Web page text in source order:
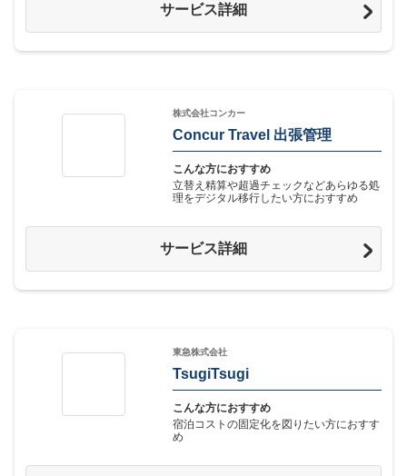
サービス詳細
株式会社コンカー
Concur Travel 出張管理
こんな方におすすめ
立替え精算や超過チェックなどあらゆる処
理をデジタル移行したい方におすすめ
サービス詳細
東急株式会社
TsugiTsugi
こんな方におすすめ
宿泊コストの固定化を図りたい方におすす
め